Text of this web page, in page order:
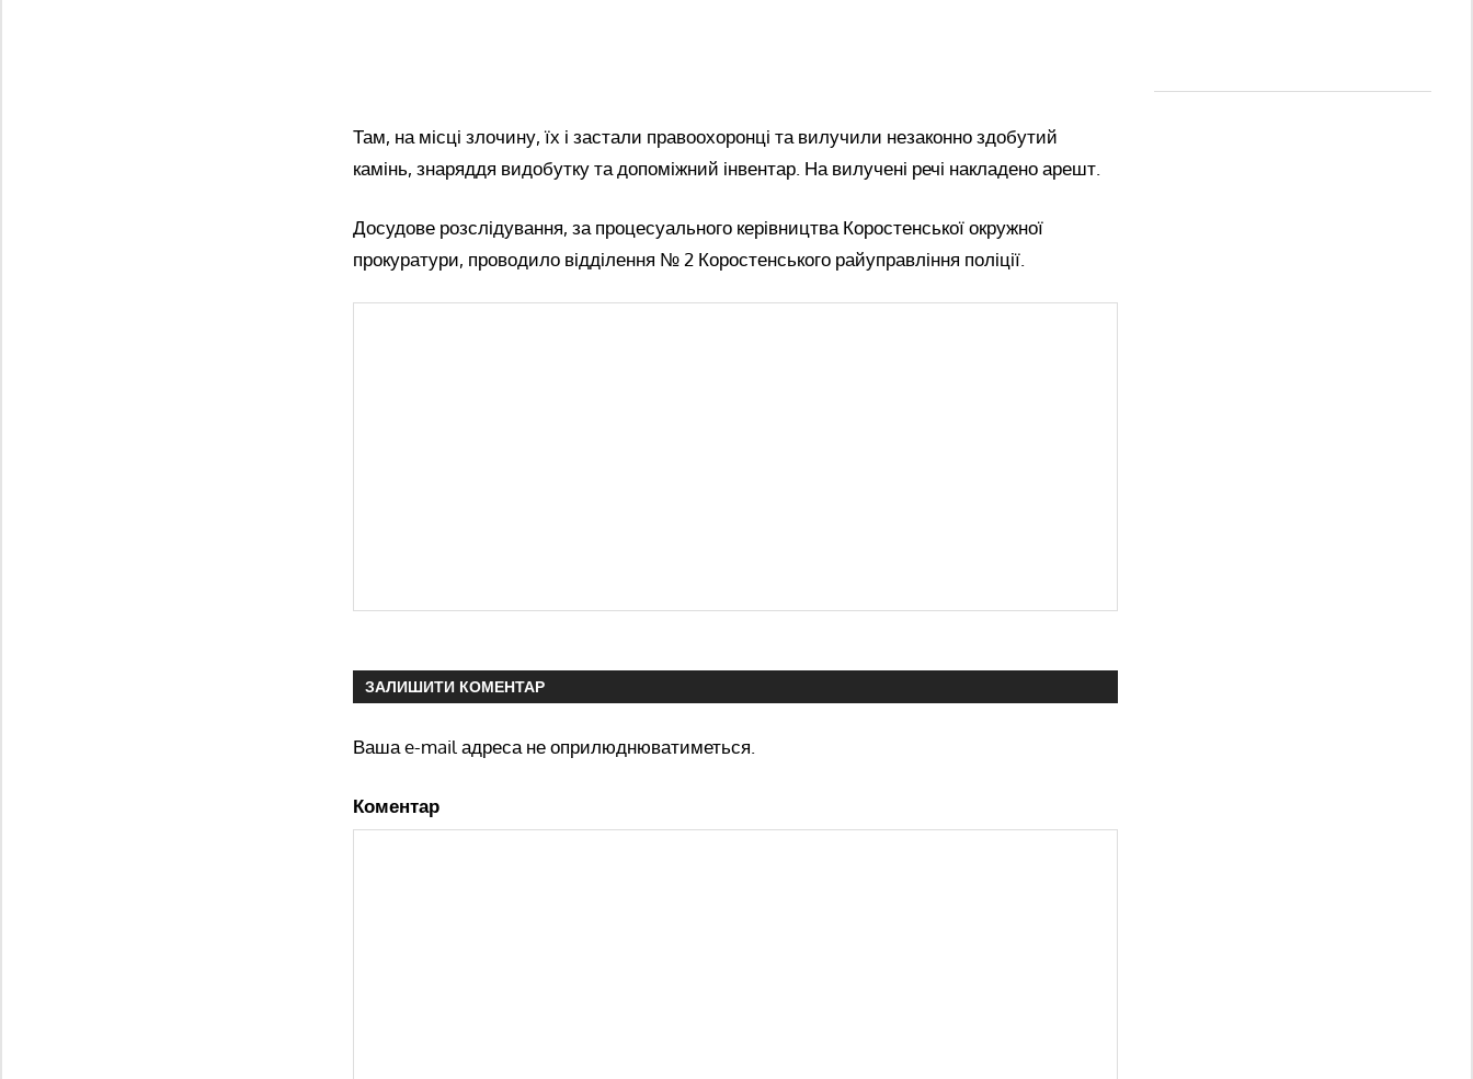
Там, на місці злочину, їх і застали правоохоронці та вилучили незаконно здобутий
камінь, знаряддя видобутку та допоміжний інвентар. На вилучені речі накладено арешт.
Досудове розслідування, за процесуального керівництва Коростенської окружної
прокуратури, проводило відділення № 2 Коростенського райуправління поліції.
ЗАЛИШИТИ КОМЕНТАР
Ваша e-mail адреса не оприлюднюватиметься.
Коментар